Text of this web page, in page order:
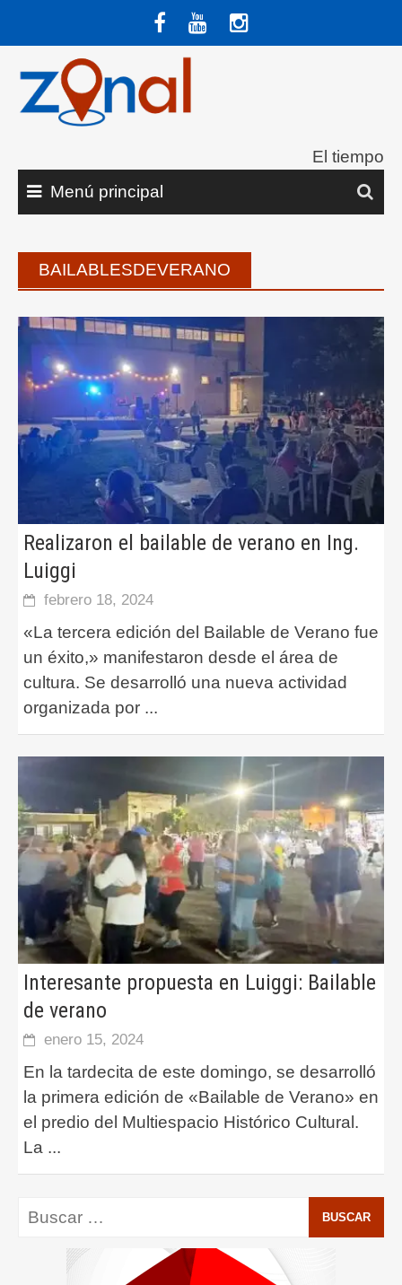
contenido
El tiempo
Menú principal
BAILABLESDEVERANO
Realizaron el bailable de verano en Ing.
Luiggi
febrero 18, 2024
«La tercera edición del Bailable de Verano fue
un éxito,» manifestaron desde el área de
cultura. Se desarrolló una nueva actividad
organizada por ...
Interesante propuesta en Luiggi: Bailable
de verano
enero 15, 2024
En la tardecita de este domingo, se desarrolló
la primera edición de «Bailable de Verano» en
el predio del Multiespacio Histórico Cultural.
La ...
Buscar: